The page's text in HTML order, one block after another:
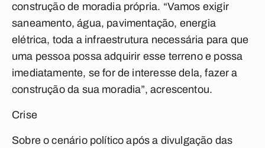
construção de moradia própria. “Vamos exigir
saneamento, água, pavimentação, energia
elétrica, toda a infraestrutura necessária para que
uma pessoa possa adquirir esse terreno e possa
imediatamente, se for de interesse dela, fazer a
construção da sua moradia”, acrescentou.
Crise
Sobre o cenário político após a divulgação das